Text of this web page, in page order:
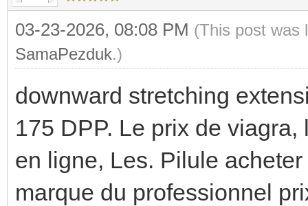
03-23-2026, 08:08 PM (This post was
SamaPezduk.)
downward stretching
175 DPP. Le prix de
en ligne, Les. Pilule
marque du professionnel